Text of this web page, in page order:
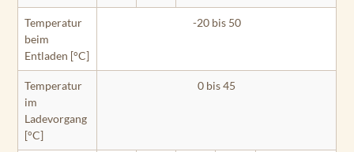
Temperatur
beim
Entladen [°C]
-20 bis 50
Temperatur
im
Ladevorgang
[°C]
0 bis 45